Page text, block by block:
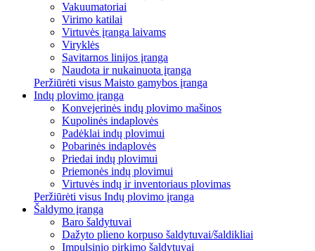
Vakuumatoriai
Virimo katilai
Virtuvės įranga laivams
Viryklės
Savitarnos linijos įranga
Naudota ir nukainuota įranga
Peržiūrėti visus Maisto gamybos įranga
Indų plovimo įranga
Konvejerinės indų plovimo mašinos
Kupolinės indaplovės
Padėklai indų plovimui
Pobarinės indaplovės
Priedai indų plovimui
Priemonės indų plovimui
Virtuvės indų ir inventoriaus plovimas
Peržiūrėti visus Indų plovimo įranga
Šaldymo įranga
Baro šaldytuvai
Dažyto plieno korpuso šaldytuvai/šaldikliai
Impulsinio pirkimo šaldytuvai